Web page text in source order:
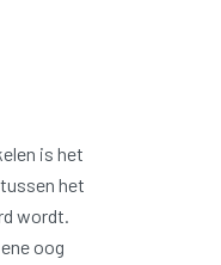
is het
het
wordt.
oog